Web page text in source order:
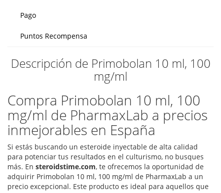
Pago
Puntos Recompensa
Descripción de Primobolan 10 ml, 100
mg/ml
Compra Primobolan 10 ml, 100
mg/ml de PharmaxLab a precios
inmejorables en España
Si estás buscando un esteroide inyectable de alta calidad
para potenciar tus resultados en el culturismo, no busques
más. En steroidstime.com, te ofrecemos la oportunidad de
adquirir Primobolan 10 ml, 100 mg/ml de PharmaxLab a un
precio excepcional. Este producto es ideal para aquellos que